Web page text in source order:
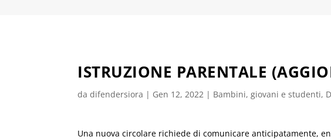
ISTRUZIONE PARENTALE
da difendersiora | Gen 12, 2022 | Bambini, giovani e studenti,
Una nuova circolare richiede di comunicare anticipatamente,